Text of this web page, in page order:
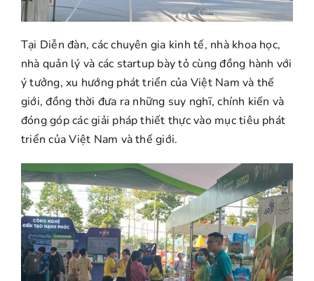
Tại Diễn đàn, các chuyên gia kinh tế, nhà khoa học,
nhà quản lý và các startup bày tỏ cùng đồng hành với
ý tưởng, xu hướng phát triển của Việt Nam và thế
giới, đồng thời đưa ra những suy nghĩ, chính kiến và
đóng góp các giải pháp thiết thực vào mục tiêu phát
triển của Việt Nam và thế giới.